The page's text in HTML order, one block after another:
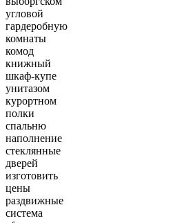
угловой
гардеробную
комнаты
комод
книжный
шкаф-купе
унитазом
курортном
полки
спальню
наполнение
стеклянные
дверей
изготовить
цены
раздвижные
система